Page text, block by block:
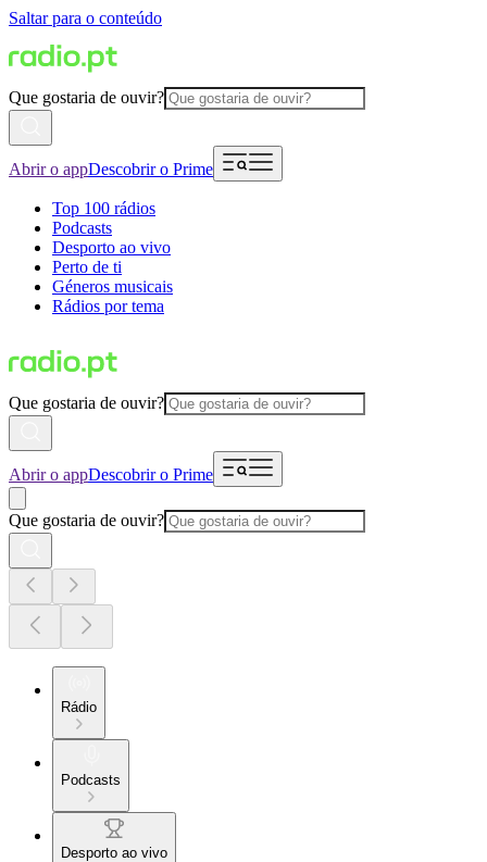
Saltar para o conteúdo
Que gostaria de ouvir?
Abrir o appDescobrir o Prime
Top 100 rádios
Podcasts
Desporto ao vivo
Perto de ti
Géneros musicais
Rádios por tema
Que gostaria de ouvir?
Abrir o appDescobrir o Prime
Que gostaria de ouvir?
Rádio
Podcasts
Desporto ao vivo